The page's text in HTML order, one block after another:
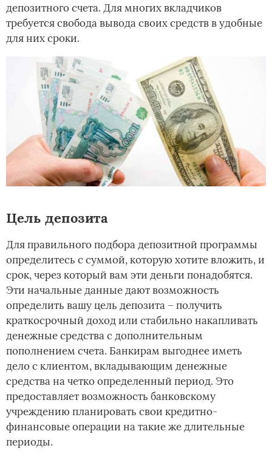
депозитного счета. Для многих вкладчиков
требуется свобода вывода своих средств в удобные
для них сроки.
Цель депозита
Для правильного подбора депозитной программы
определитесь с суммой, которую хотите вложить, и
срок, через который вам эти деньги понадобятся.
Эти начальные данные дают возможность
определить вашу цель депозита – получить
краткосрочный доход или стабильно накапливать
денежные средства с дополнительным
пополнением счета. Банкирам выгоднее иметь
дело с клиентом, вкладывающим денежные
средства на четко определенный период. Это
предоставляет возможность банковскому
учреждению планировать свои кредитно-
финансовые операции на такие же длительные
периоды.